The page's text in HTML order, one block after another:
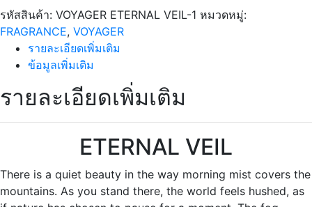
VEIL
ชิ้น
รหัสสินค้า: VOYAGER ETERNAL VEIL-1 หมวดหมู่:
FRAGRANCE, VOYAGER
รายละเอียดเพิ่มเติม
ข้อมูลเพิ่มเติม
รายละเอียดเพิ่มเติม
ETERNAL VEIL
There is a quiet beauty in the way morning mist covers the
mountains. As you stand there, the world feels hushed, as